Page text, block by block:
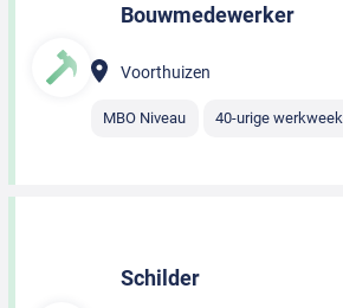
Bouwmedewerker
Voorthuizen
MBO Niveau 40-urige werkweek
Schilder